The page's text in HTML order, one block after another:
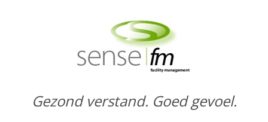
Gezond verstand. Goed gevoel.